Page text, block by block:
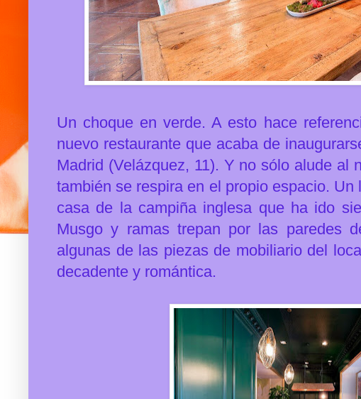
Un choque en verde. A esto hace
nuevo restaurante que acaba de
Madrid (Velázquez, 11). Y no sólo alude al
también se respira en el propio espacio. Un
casa de la campiña inglesa que ha ido
Musgo y ramas trepan por las paredes
algunas de las piezas de mobiliario del
decadente y romántica.